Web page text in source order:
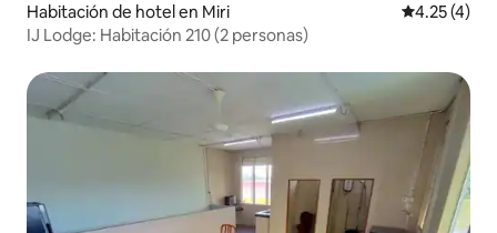
Habitación de hotel en Miri Calificación
4.25 (4)
IJ Lodge: Habitación 210 (2 personas)